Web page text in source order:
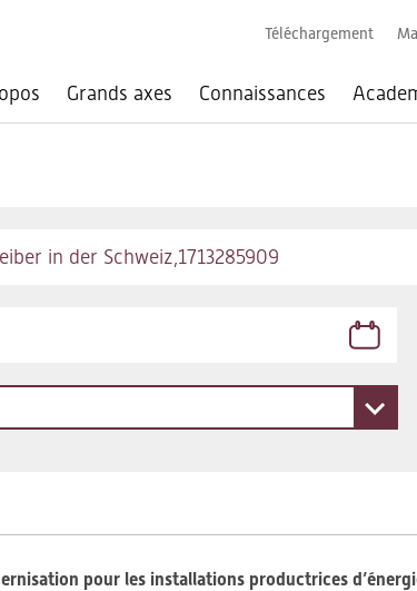
Grands axes Connaissances
Téléchargement
pour les installations productrices